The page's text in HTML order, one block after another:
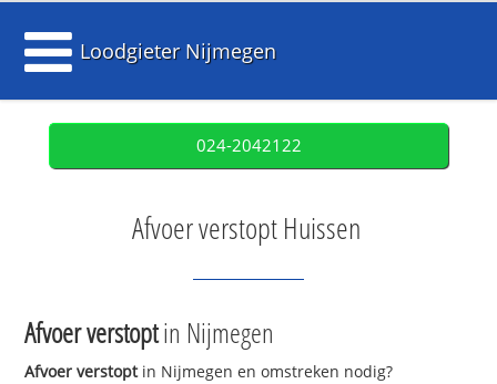
Loodgieter Nijmegen
024-2042122
Afvoer verstopt Huissen
Afvoer verstoptin Nijmegen
Afvoer verstoptin Nijmegen en omstreken nodig?